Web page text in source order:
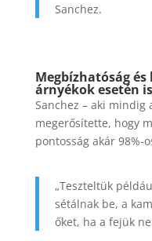
Sanchez.
Megbízhatóság
árnyékok esetén is
Sanchez – aki mindig
megerősítette, hogy
pontosság akár 98%-
„Teszteltük
sétálnak be, a
őket, ha a fejük